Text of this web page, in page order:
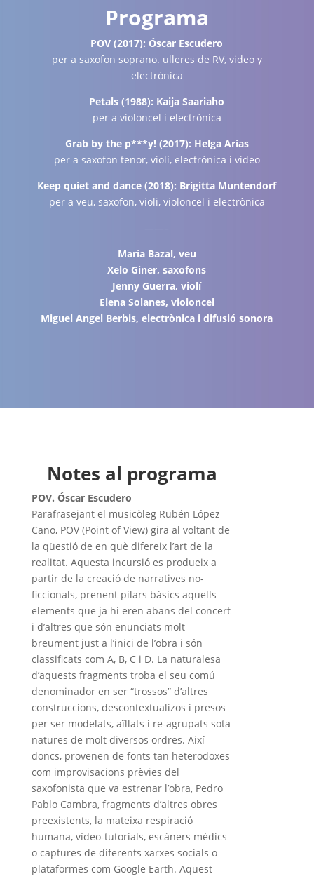
Programa
POV (2017): Óscar Escudero
per a saxofon soprano. ulleres de RV, video y
electrònica
Petals (1988): Kaija Saariaho
per a violoncel i electrònica
Grab by the p***y! (2017): Helga Arias
per a saxofon tenor, violí, electrònica i video
Keep quiet and dance (2018): Brigitta Muntendorf
per a veu, saxofon, violi, violoncel i electrònica
——–
María Bazal, veu
Xelo Giner, saxofons
Jenny Guerra, violí
Elena Solanes, violoncel
Miguel Angel Berbis, electrònica i difusió sonora
Notes al programa
POV. Óscar Escudero
Parafrasejant el musicòleg Rubén López
Cano, POV (Point of View) gira al voltant de
la qüestió de en què difereix l’art de la
realitat. Aquesta incursió es produeix a
partir de la creació de narratives no-
ficcionals, prenent pilars bàsics aquells
elements que ja hi eren abans del concert
i d’altres que són enunciats molt
breument just a l’inici de l’obra i són
classificats com A, B, C i D. La naturalesa
d’aquests fragments troba el seu comú
denominador en ser “trossos” d’altres
construccions, descontextualizos i presos
per ser modelats, aïllats i re-agrupats sota
natures de molt diversos ordres. Així
doncs, provenen de fonts tan heterodoxes
com improvisacions prèvies del
saxofonista que va estrenar l’obra, Pedro
Pablo Cambra, fragments d’altres obres
preexistents, la mateixa respiració
humana, vídeo-tutorials, escàners mèdics
o captures de diferents xarxes socials o
plataformes com Google Earth. Aquest